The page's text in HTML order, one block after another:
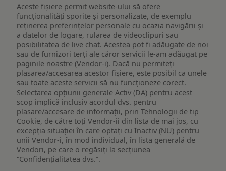
Aceste fișiere permit website-ului să ofere
funcționalități sporite și personalizate, de exemplu
reţinerea preferinţelor personale cu ocazia navigării și
a datelor de logare, rularea de videoclipuri sau
posibilitatea de live chat. Acestea pot fi adăugate de noi
sau de furnizori terți ale căror servicii le-am adăugat pe
paginile noastre (Vendor-i). Dacă nu permiteți
plasarea/accesarea acestor fișiere, este posibil ca unele
sau toate aceste servicii să nu funcționeze corect.
Selectarea opțiunii generale Activ (DA) pentru acest
scop implică inclusiv acordul dvs. pentru
plasare/accesare de informații, prin Tehnologii de tip
Cookie, de către toți Vendor-ii din lista de mai jos, cu
excepția situației în care optați cu Inactiv (NU) pentru
unii Vendor-i, în mod individual, în lista generală de
Vendori, pe care o regăsiți la secțiunea
“Confidențialitatea dvs.”.